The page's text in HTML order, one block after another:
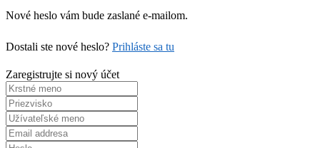
Nové heslo vám bude zaslané e-mailom.
Dostali ste nové heslo? Prihláste sa tu
Zaregistrujte si nový účet